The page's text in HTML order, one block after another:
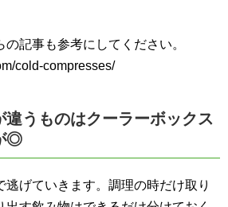
記事も参考にしてください。
cold-compresses/
違うものはクーラーボックス
◎
逃げていきます。調理の時だけ取り